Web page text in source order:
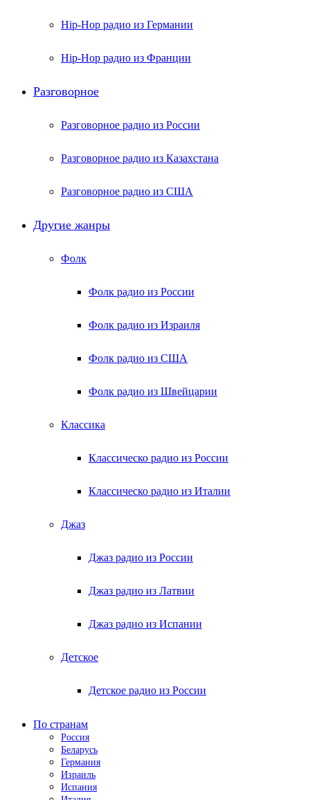
Hip-Hop радио из Германии
Hip-Hop радио из Франции
Разговорное
Разговорное радио из России
Разговорное радио из Казахстана
Разговорное радио из США
Другие жанры
Фолк
Фолк радио из России
Фолк радио из Израиля
Фолк радио из США
Фолк радио из Швейцарии
Классика
Классическо радио из России
Классическо радио из Италии
Джаз
Джаз радио из России
Джаз радио из Латвии
Джаз радио из Испании
Детское
Детское радио из России
По странам
Россия
Беларусь
Германия
Израиль
Испания